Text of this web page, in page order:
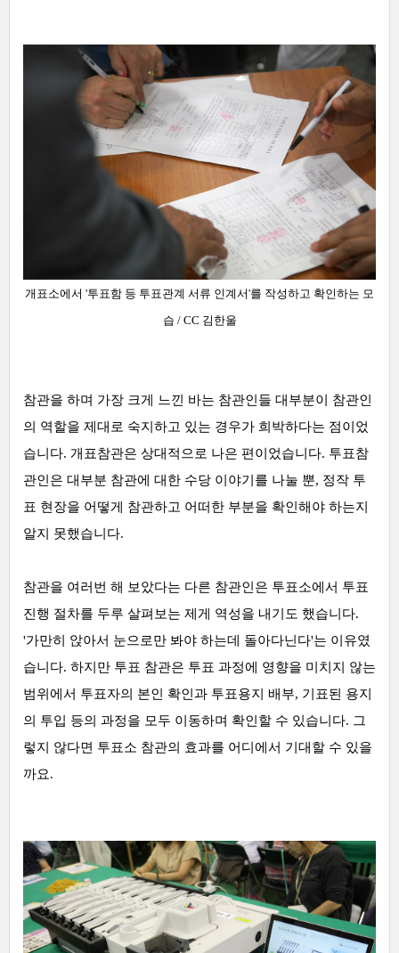
개표소에서 '투표함 등 투표관계 서류 인계서'를 작성하고 확인하는 모
습 / CC 김한울
참관을 하며 가장 크게 느낀 바는 참관인들 대부분이 참관인
의 역할을 제대로 숙지하고 있는 경우가 희박하다는 점이었
습니다. 개표참관은 상대적으로 나은 편이었습니다. 투표참
관인은 대부분 참관에 대한 수당 이야기를 나눌 뿐, 정작 투
표 현장을 어떻게 참관하고 어떠한 부분을 확인해야 하는지
알지 못했습니다.
참관을 여러번 해 보았다는 다른 참관인은 투표소에서 투표
진행 절차를 두루 살펴보는 제게 역성을 내기도 했습니다.
'가만히 앉아서 눈으로만 봐야 하는데 돌아다닌다'는 이유였
습니다. 하지만 투표 참관은 투표 과정에 영향을 미치지 않는
범위에서 투표자의 본인 확인과 투표용지 배부, 기표된 용지
의 투입 등의 과정을 모두 이동하며 확인할 수 있습니다. 그
렇지 않다면 투표소 참관의 효과를 어디에서 기대할 수 있을
까요.